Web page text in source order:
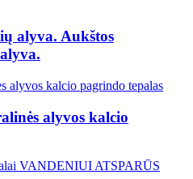
alyva. Aukštos
alyvos kalcio